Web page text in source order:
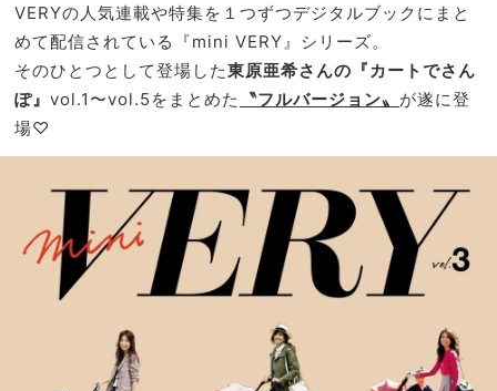
旅】
を
え
もの
だけ
VERYの人気連載や特集を１つずつデジタルブックにまと
めて配信されている『mini VERY』シリーズ。
そのひとつとして登場した東原亜希さんの『カートでさん
ぽ』 vol.1〜vol.5をまとめた 〝フルバージョン〟 が遂に登
場♡